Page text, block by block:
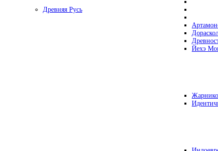
Древняя Русь
Йехэ